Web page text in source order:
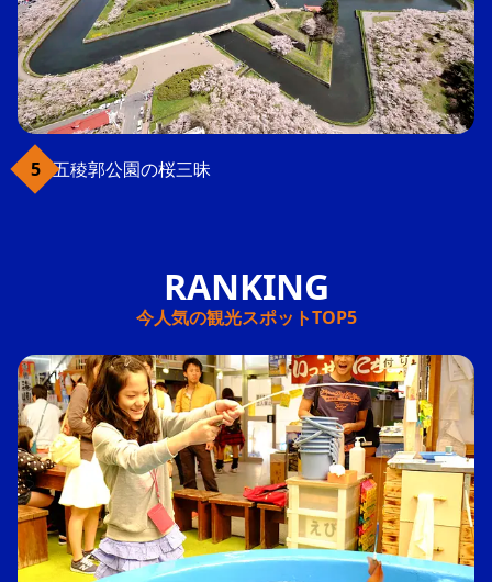
五稜郭公園の桜三昧
今人気の観光スポットTOP5